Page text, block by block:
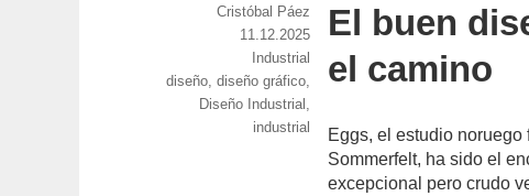
El buen
el camino
Eggs, el estudio
Sommerfelt, ha sido el
excepcional pero crudo
https://www.experimenta.es/author/cristobal-
paez/
Cristóbal Páez
Publicado
11.12.2025
Categorías
Industrial
Etiquetas
diseño ,diseño gráfico
Diseño Industrial
industrial